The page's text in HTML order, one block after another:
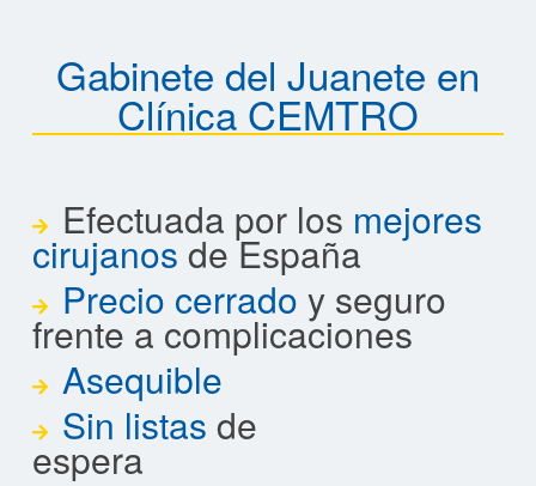
Gabinete del Juanete en
Clínica CEMTRO
Efectuada por los mejores
cirujanos de España
Precio cerrado y seguro
frente a complicaciones
Asequible
Sin listas de
espera